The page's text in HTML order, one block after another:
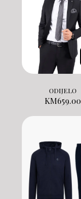
ODIJELO
KM659.00